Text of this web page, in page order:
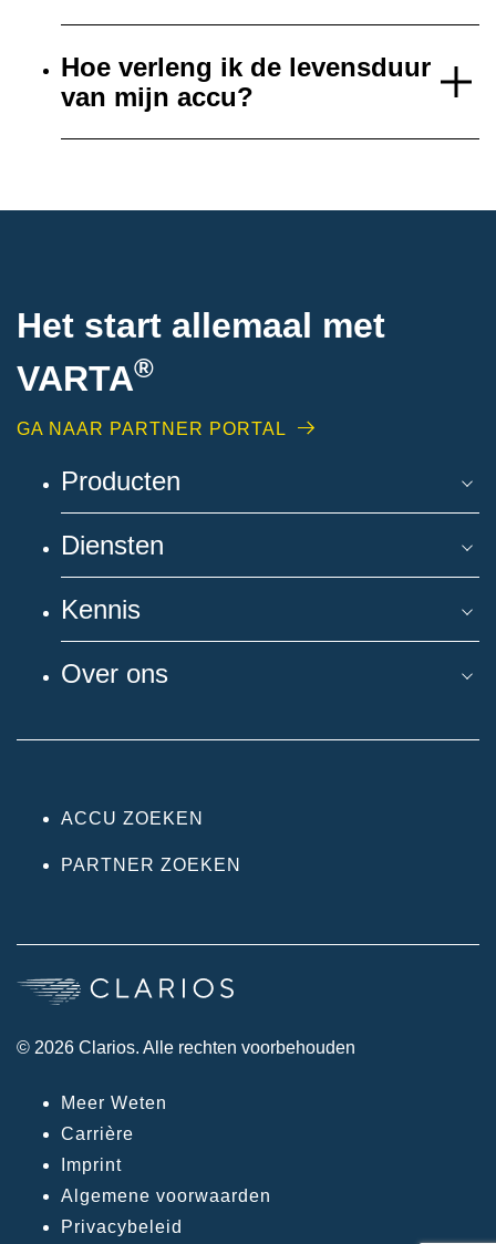
Hoe verleng ik de levensduur
van mijn accu?
Het start allemaal met
VARTA®
GA NAAR PARTNER PORTAL
Producten
Diensten
Kennis
Over ons
ACCU ZOEKEN
PARTNER ZOEKEN
© 2026 Clarios. Alle rechten voorbehouden
Meer Weten
Carrière
Imprint
Algemene voorwaarden
Privacybeleid